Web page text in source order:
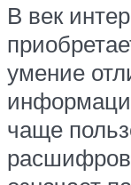
В век
умение
чаще